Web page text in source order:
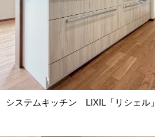
システムキッチン LIXIL「リシェル」